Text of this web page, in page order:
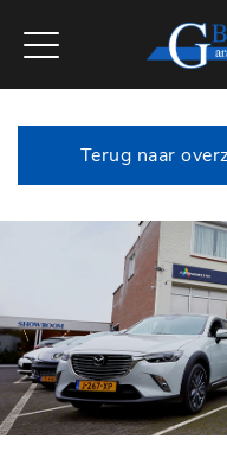
Terug naar